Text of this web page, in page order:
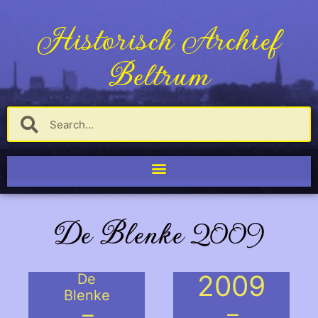
Historisch Archief
Beltrum
De Blenke 2009
De
Blenke
2009